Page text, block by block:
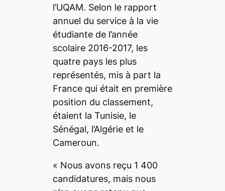
l’UQAM. Selon le rapport
annuel du service à la vie
étudiante de l’année
scolaire 2016-2017, les
quatre pays les plus
représentés, mis à part la
France qui était en première
position du classement,
étaient la Tunisie, le
Sénégal, l’Algérie et le
Cameroun.
« Nous avons reçu 1 400
candidatures, mais nous